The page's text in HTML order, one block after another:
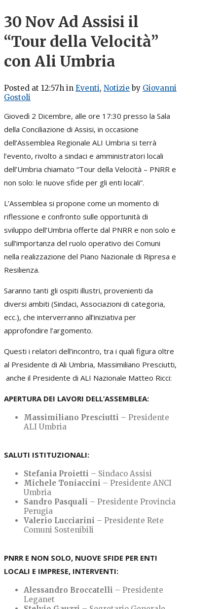
30 NovAd Assisi il
“Tour della Velocità”
con Ali Umbria
Posted at 12:57h in Eventi, Notizie by Giovanni
Gostoli
Giovedì 2 Dicembre, alle ore 17:30 presso la Sala
della Conciliazione di Assisi, in occasione
dell’Assemblea Regionale ALI Umbria si terrà
l’evento, rivolto a sindaci e amministratori locali
dell’Umbria chiamato “Tour della Velocità – PNRR e
non solo: le nuove sfide per gli enti locali”.
L’Assemblea si propone come un momento di
riflessione e confronto sulle opportunità di
sviluppo dell’Umbria offerte dal PNRR e non solo e
sull’importanza del ruolo operativo dei Comuni
nella realizzazione del Piano Nazionale di Ripresa e
Resilienza.
Saranno tanti gli ospiti illustri, provenienti da
diversi ambiti (Sindaci, Associazioni di categoria,
ecc.), che interverranno all’iniziativa per
approfondire l’argomento.
Questi i relatori dell’incontro, tra i quali figura oltre
al Presidente di Ali Umbria, Massimiliano Presciutti,
anche il Presidente di ALI Nazionale Matteo Ricci:
APERTURA DEI LAVORI DELL’ASSEMBLEA:
Massimiliano Presciutti – Presidente
ALI Umbria
SALUTI ISTITUZIONALI:
Stefania Proietti – Sindaco Assisi
Michele Toniaccini – Presidente ANCI
Umbria
Sandro Pasquali – Presidente Provincia
Perugia
Valerio Lucciarini – Presidente Rete
Comuni Sostenibili
PNRR E NON SOLO, NUOVE SFIDE PER ENTI
LOCALI E IMPRESE, INTERVENTI:
Alessandro Broccatelli – Presidente
Leganet